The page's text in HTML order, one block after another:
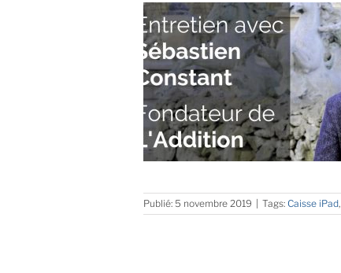
Publié: 5 novembre 2019 Tags: Caisse iPad,